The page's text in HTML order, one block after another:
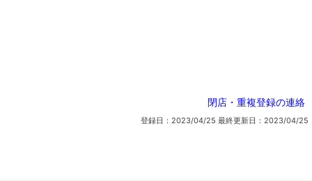
閉店・重複登録の連絡
登録日：2023/04/25 最終更新日：2023/04/25